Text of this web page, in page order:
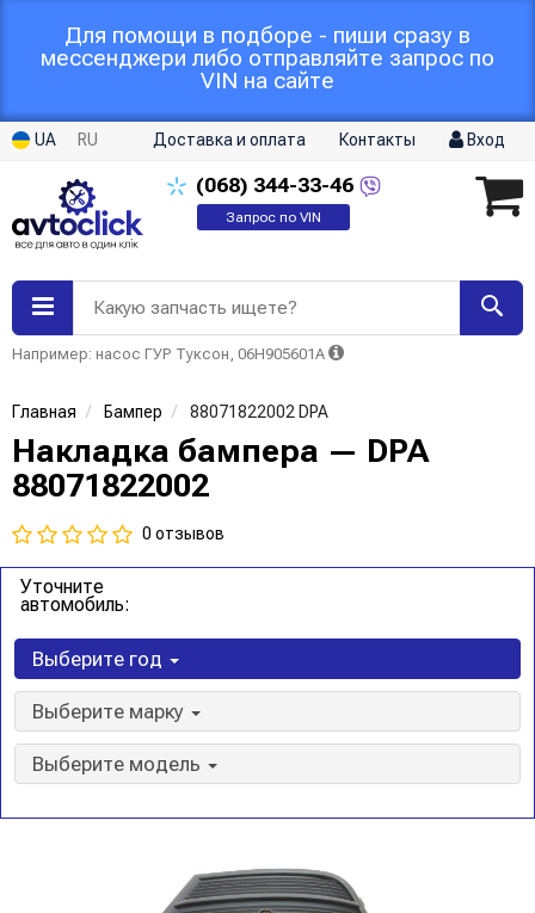
Для помощи в подборе - пиши сразу в
мессенджери либо отправляйте запрос по
VIN на сайте
UA RU Доставка и оплата Контакты Вход
(068) 344-33-46
Запрос по VIN
Какую запчасть ищете?
Например: насос ГУР Туксон, 06H905601A
Главная Бампер 88071822002 DPA
Накладка бампера — DPA
88071822002
0 отзывов
Уточните
автомобиль:
Выберите год
Выберите марку
Выберите модель